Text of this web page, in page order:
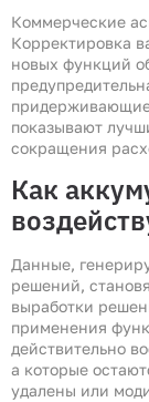
Коммерческие
Корректировка
новых функций
показывают
сокращения
Как
Данные,
решений,
выработки
применения
действительно
а которые
удалены или